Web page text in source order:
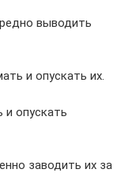
выводить
и опускать их.
и опускать
заводить их за